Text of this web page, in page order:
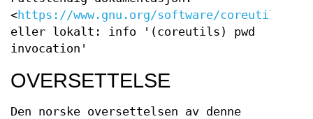
<https://www.gnu.org/software/coreutils/pwd
eller lokalt: info '(coreutils) pwd
invocation'
OVERSETTELSE
Den norske oversettelsen av denne